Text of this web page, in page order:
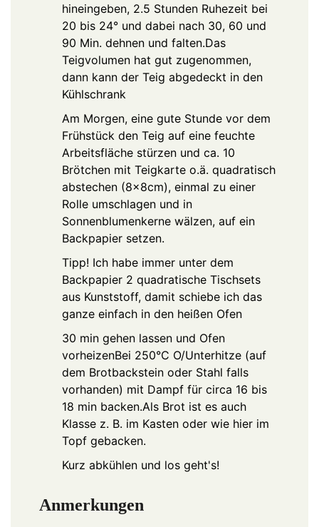
hineingeben, 2.5 Stunden Ruhezeit bei
20 bis 24° und dabei nach 30, 60 und
90 Min. dehnen und falten.Das
Teigvolumen hat gut zugenommen,
dann kann der Teig abgedeckt in den
Kühlschrank
Am Morgen, eine gute Stunde vor dem
Frühstück den Teig auf eine feuchte
Arbeitsfläche stürzen und ca. 10
Brötchen mit Teigkarte o.ä. quadratisch
abstechen (8x8cm), einmal zu einer
Rolle umschlagen und in
Sonnenblumenkerne wälzen, auf ein
Backpapier setzen.
Tipp! Ich habe immer unter dem
Backpapier 2 quadratische Tischsets
aus Kunststoff, damit schiebe ich das
ganze einfach in den heißen Ofen
30 min gehen lassen und Ofen
vorheizenBei 250°C O/Unterhitze (auf
dem Brotbackstein oder Stahl falls
vorhanden) mit Dampf für circa 16 bis
18 min backen.Als Brot ist es auch
Klasse z. B. im Kasten oder wie hier im
Topf gebacken.
Kurz abkühlen und los geht's!
Anmerkungen